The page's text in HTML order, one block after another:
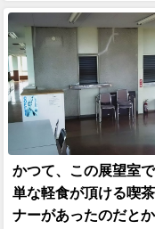
かつて、この展望室
単な軽食が頂ける喫
ナーがあったのだと